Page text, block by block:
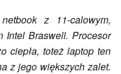
z 11-calowym,
Intel Braswell. Procesor
ciepła, toteż laptop ten
z jego większych zalet.